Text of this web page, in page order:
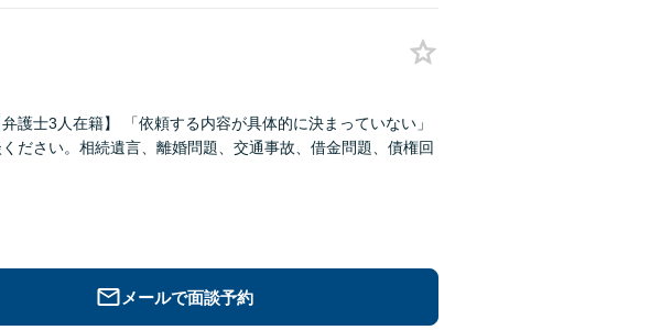
護士3人在籍】 「依頼する内容が具体的に決まっていない」
ださい。相続遺言、離婚問題、交通事故、借金問題、債権回
メールで面談予約